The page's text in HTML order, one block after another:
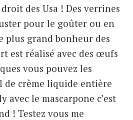
des Usa ! Des verrines
pour le goûter ou en
plus grand bonheur des
est réalisé avec des œufs
vous pouvez les
de crème liquide entière
avec le mascarpone c’est
! Testez vous me